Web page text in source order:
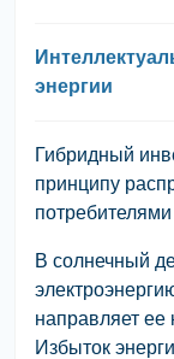
энергии
Гибридный
принципу
В солнечный
направляет ее
Избыток